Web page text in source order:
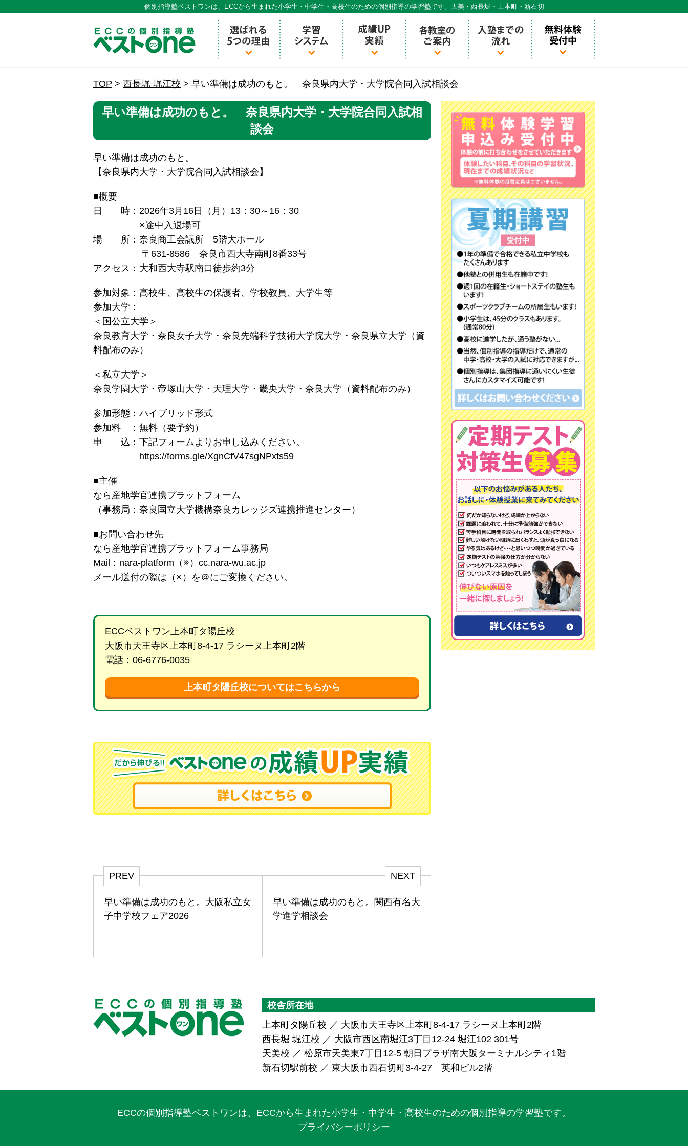
個別指導塾ベストワンは、ECCから生まれた小学生・中学生・高校生のための個別指導の学習塾です。天美・西長堀・上本町・新石切
ECCの個別指導ECCベストワン
TOP > 西長堀 堀江校 > 早い準備は成功のもと。 奈良県内大学・大学院合同入試相談会
早い準備は成功のもと。 奈良県内大学・大学院合同入試相
談会
早い準備は成功のもと。
【奈良県内大学・大学院合同入試相談会】
■概要
日 時：2026年3月16日（月）13：30～16：30
※途中入退場可
場 所：奈良商工会議所 5階大ホール
〒631-8586 奈良市西大寺南町8番33号
アクセス：大和西大寺駅南口徒歩約3分
参加対象：高校生、高校生の保護者、学校教員、大学生等
参加大学：
＜国公立大学＞
奈良教育大学・奈良女子大学・奈良先端科学技術大学院大学・奈良県立大学（資
料配布のみ）
＜私立大学＞
奈良学園大学・帝塚山大学・天理大学・畿央大学・奈良大学（資料配布のみ）
参加形態：ハイブリッド形式
参加料 ：無料（要予約）
申 込：下記フォームよりお申し込みください。
https://forms.gle/XgnCfV47sgNPxts59
■主催
なら産地学官連携プラットフォーム
（事務局：奈良国立大学機構奈良カレッジズ連携推進センター）
■お問い合わせ先
なら産地学官連携プラットフォーム事務局
Mail：nara-platform（※）cc.nara-wu.ac.jp
メール送付の際は（※）を＠にご変換ください。
ECCベストワン上本町タ陽丘校
大阪市天王寺区上本町8-4-17 ラシーヌ上本町2階
電話：06-6776-0035
上本町タ陽丘校についてはこちらから
PREV
早い準備は成功のもと。大阪私立女
子中学校フェア2026
NEXT
早い準備は成功のもと。関西有名大
学進学相談会
校舎所在地
上本町タ陽丘校 ／ 大阪市天王寺区上本町8-4-17 ラシーヌ上本町2階
西長堀 堀江校 ／ 大阪市西区南堀江3丁目12-24 堀江102 301号
天美校 ／ 松原市天美東7丁目12-5 朝日プラザ南大阪ターミナルシティ1階
新石切駅前校 ／ 東大阪市西石切町3-4-27 英和ビル2階
ECCの個別指導塾ベストワンは、ECCから生まれた小学生・中学生・高校生のための個別指導の学習塾です。
プライバシーポリシー